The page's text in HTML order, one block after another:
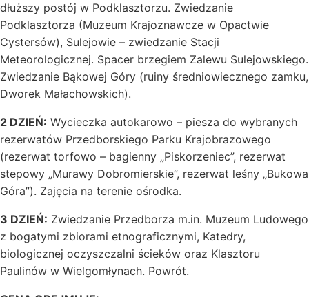
dłuższy postój w Podklasztorzu. Zwiedzanie
Podklasztorza (Muzeum Krajoznawcze w Opactwie
Cystersów), Sulejowie – zwiedzanie Stacji
Meteorologicznej. Spacer brzegiem Zalewu Sulejowskiego.
Zwiedzanie Bąkowej Góry (ruiny średniowiecznego zamku,
Dworek Małachowskich).
2 DZIEŃ: Wycieczka autokarowo – piesza do wybranych
rezerwatów Przedborskiego Parku Krajobrazowego
(rezerwat torfowo – bagienny „Piskorzeniec”, rezerwat
stepowy „Murawy Dobromierskie”, rezerwat leśny „Bukowa
Góra”). Zajęcia na terenie ośrodka.
3 DZIEŃ: Zwiedzanie Przedborza m.in. Muzeum Ludowego
z bogatymi zbiorami etnograficznymi, Katedry,
biologicznej oczyszczalni ścieków oraz Klasztoru
Paulinów w Wielgomłynach. Powrót.